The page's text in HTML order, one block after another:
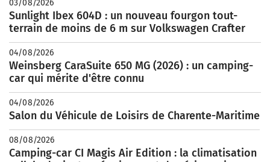
03/08/2026
Sunlight Ibex 604D : un nouveau fourgon tout-
terrain de moins de 6 m sur Volkswagen Crafter
04/08/2026
Weinsberg CaraSuite 650 MG (2026) : un camping-
car qui mérite d'être connu
04/08/2026
Salon du Véhicule de Loisirs de Charente-Maritime
08/08/2026
Camping-car CI Magis Air Edition : la climatisation